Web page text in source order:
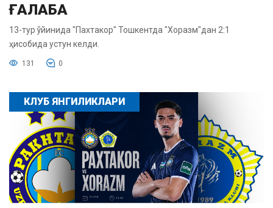
ҒАЛАБА
13-тур ўйинида "Пахтакор" Тошкентда "Хоразм"дан 2:1
ҳисобида устун келди.
131 0
КЛУБ ЯНГИЛИКЛАРИ